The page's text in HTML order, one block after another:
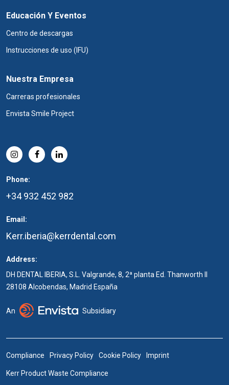
Educación Y Eventos
Centro de descargas
Instrucciones de uso (IFU)
Nuestra Empresa
Carreras profesionales
Envista Smile Project
Phone:
+34 932 452 982
Email:
Kerr.iberia@kerrdental.com
Address:
DH DENTAL IBERIA, S.L. Valgrande, 8, 2ª planta Ed. Thanworth II
28108 Alcobendas, Madrid España
An Subsidiary
Compliance Privacy Policy Cookie Policy Imprint
Kerr Product Waste Compliance